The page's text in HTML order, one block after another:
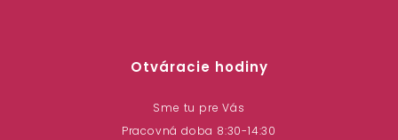
Otváracie hodiny
Sme tu pre Vás
Pracovná doba 8:30-14:30